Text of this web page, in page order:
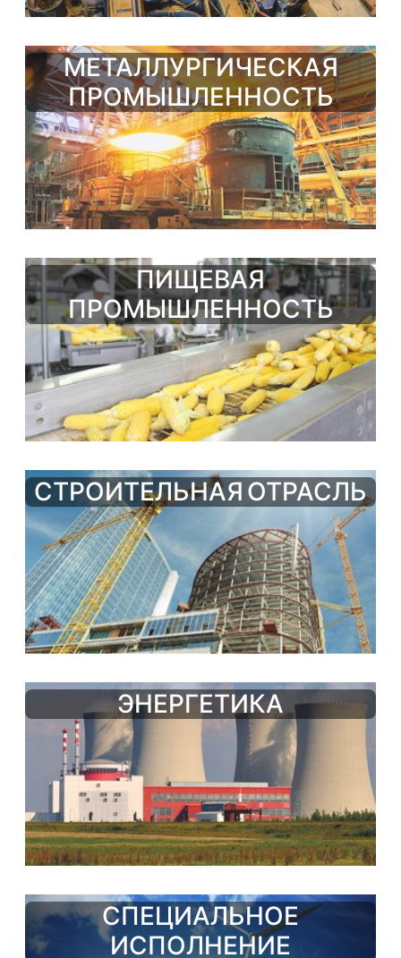
МЕТАЛЛУРГИЧЕСКАЯ
ПРОМЫШЛЕННОСТЬ
ПИЩЕВАЯ
ПРОМЫШЛЕННОСТЬ
СТРОИТЕЛЬНАЯ ОТРАСЛЬ
ЭНЕРГЕТИКА
СПЕЦИАЛЬНОЕ
ИСПОЛНЕНИЕ